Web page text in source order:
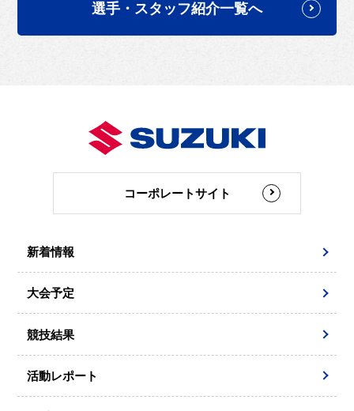
選手・スタッフ紹介一覧へ
コーポレートサイト
新着情報
大会予定
競技結果
活動レポート